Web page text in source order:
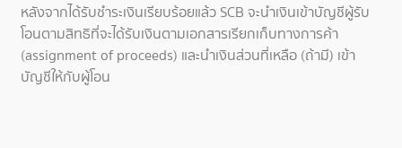
หลังจากได้รับชำระเงินเรียบร้อยแล้ว SCB จะนำเงินเข้าบัญชีผู้รับ
โอนตามสิทธิที่จะได้รับเงินตามเอกสารเรียกเก็บทางการค้า
(assignment of proceeds) และนำเงินส่วนที่เหลือ (ถ้ามี) เข้า
บัญชีให้กับผู้โอน